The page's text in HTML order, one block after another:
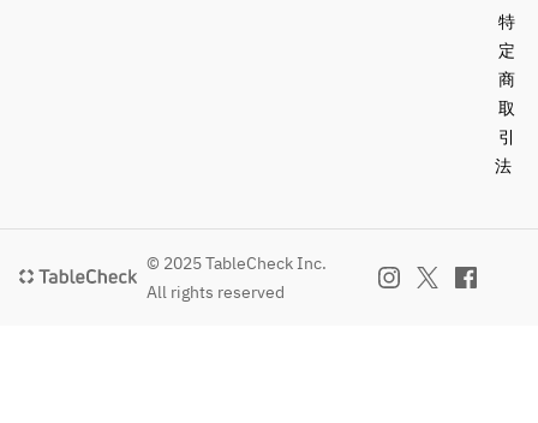
特
定
商
取
引
法
© 2025 TableCheck Inc.
All rights reserved